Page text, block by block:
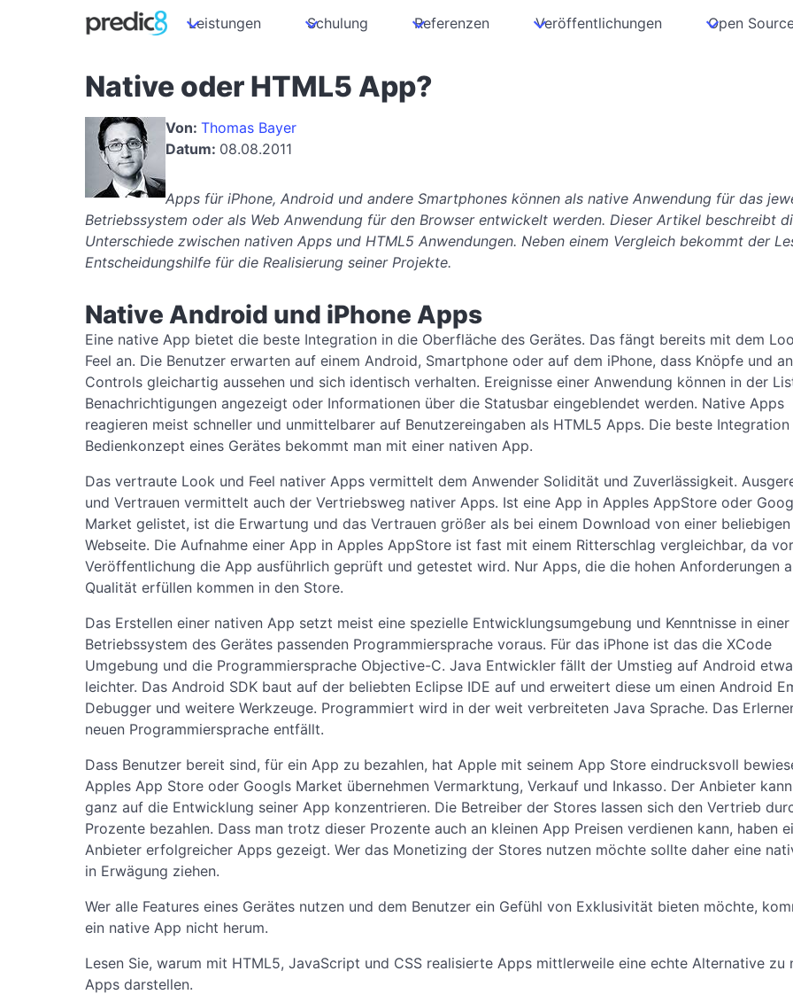
Leistungen Schulung Referenzen Veröffentlichungen Open
Native oder HTML5 App?
Von: Thomas Bayer
Datum: 08.08.2011
Apps für iPhone, Android und andere Smartphones können als native Anwendung für das
Betriebssystem oder als Web Anwendung für den Browser entwickelt werden. Dieser Artikel beschreibt
Unterschiede zwischen nativen Apps und HTML5 Anwendungen. Neben einem Vergleich bekommt der
Entscheidungshilfe für die Realisierung seiner Projekte.
Native Android und iPhone Apps
Eine native App bietet die beste Integration in die Oberfläche des Gerätes. Das fängt bereits mit dem
Feel an. Die Benutzer erwarten auf einem Android, Smartphone oder auf dem iPhone, dass Knöpfe und
Controls gleichartig aussehen und sich identisch verhalten. Ereignisse einer Anwendung können in der
Benachrichtigungen angezeigt oder Informationen über die Statusbar eingeblendet werden. Native Apps
reagieren meist schneller und unmittelbarer auf Benutzereingaben als HTML5 Apps. Die beste
Bedienkonzept eines Gerätes bekommt man mit einer nativen App.
Das vertraute Look und Feel nativer Apps vermittelt dem Anwender Solidität und Zuverlässigkeit.
und Vertrauen vermittelt auch der Vertriebsweg nativer Apps. Ist eine App in Apples AppStore oder
Market gelistet, ist die Erwartung und das Vertrauen größer als bei einem Download von einer beliebigen
Webseite. Die Aufnahme einer App in Apples AppStore ist fast mit einem Ritterschlag vergleichbar, da
Veröffentlichung die App ausführlich geprüft und getestet wird. Nur Apps, die die hohen Anforderungen
Qualität erfüllen kommen in den Store.
Das Erstellen einer nativen App setzt meist eine spezielle Entwicklungsumgebung und Kenntnisse in einer
Betriebssystem des Gerätes passenden Programmiersprache voraus. Für das iPhone ist das die XCode
Umgebung und die Programmiersprache Objective-C. Java Entwickler fällt der Umstieg auf Android
leichter. Das Android SDK baut auf der beliebten Eclipse IDE auf und erweitert diese um einen Android
Debugger und weitere Werkzeuge. Programmiert wird in der weit verbreiteten Java Sprache. Das
neuen Programmiersprache entfällt.
Dass Benutzer bereit sind, für ein App zu bezahlen, hat Apple mit seinem App Store eindrucksvoll
Apples App Store oder Googls Market übernehmen Vermarktung, Verkauf und Inkasso. Der Anbieter
ganz auf die Entwicklung seiner App konzentrieren. Die Betreiber der Stores lassen sich den Vertrieb
Prozente bezahlen. Dass man trotz dieser Prozente auch an kleinen App Preisen verdienen kann, haben
Anbieter erfolgreicher Apps gezeigt. Wer das Monetizing der Stores nutzen möchte sollte daher eine
in Erwägung ziehen.
Wer alle Features eines Gerätes nutzen und dem Benutzer ein Gefühl von Exklusivität bieten möchte,
ein native App nicht herum.
Lesen Sie, warum mit HTML5, JavaScript und CSS realisierte Apps mittlerweile eine echte Alternative zu
Apps darstellen.